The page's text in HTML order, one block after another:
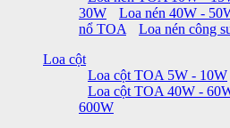
30W
Loa nén 40W -
nổ TOA
Loa nén công
Loa cột
Loa cột TOA 5W - 10W
Loa cột TOA 40W -
600W